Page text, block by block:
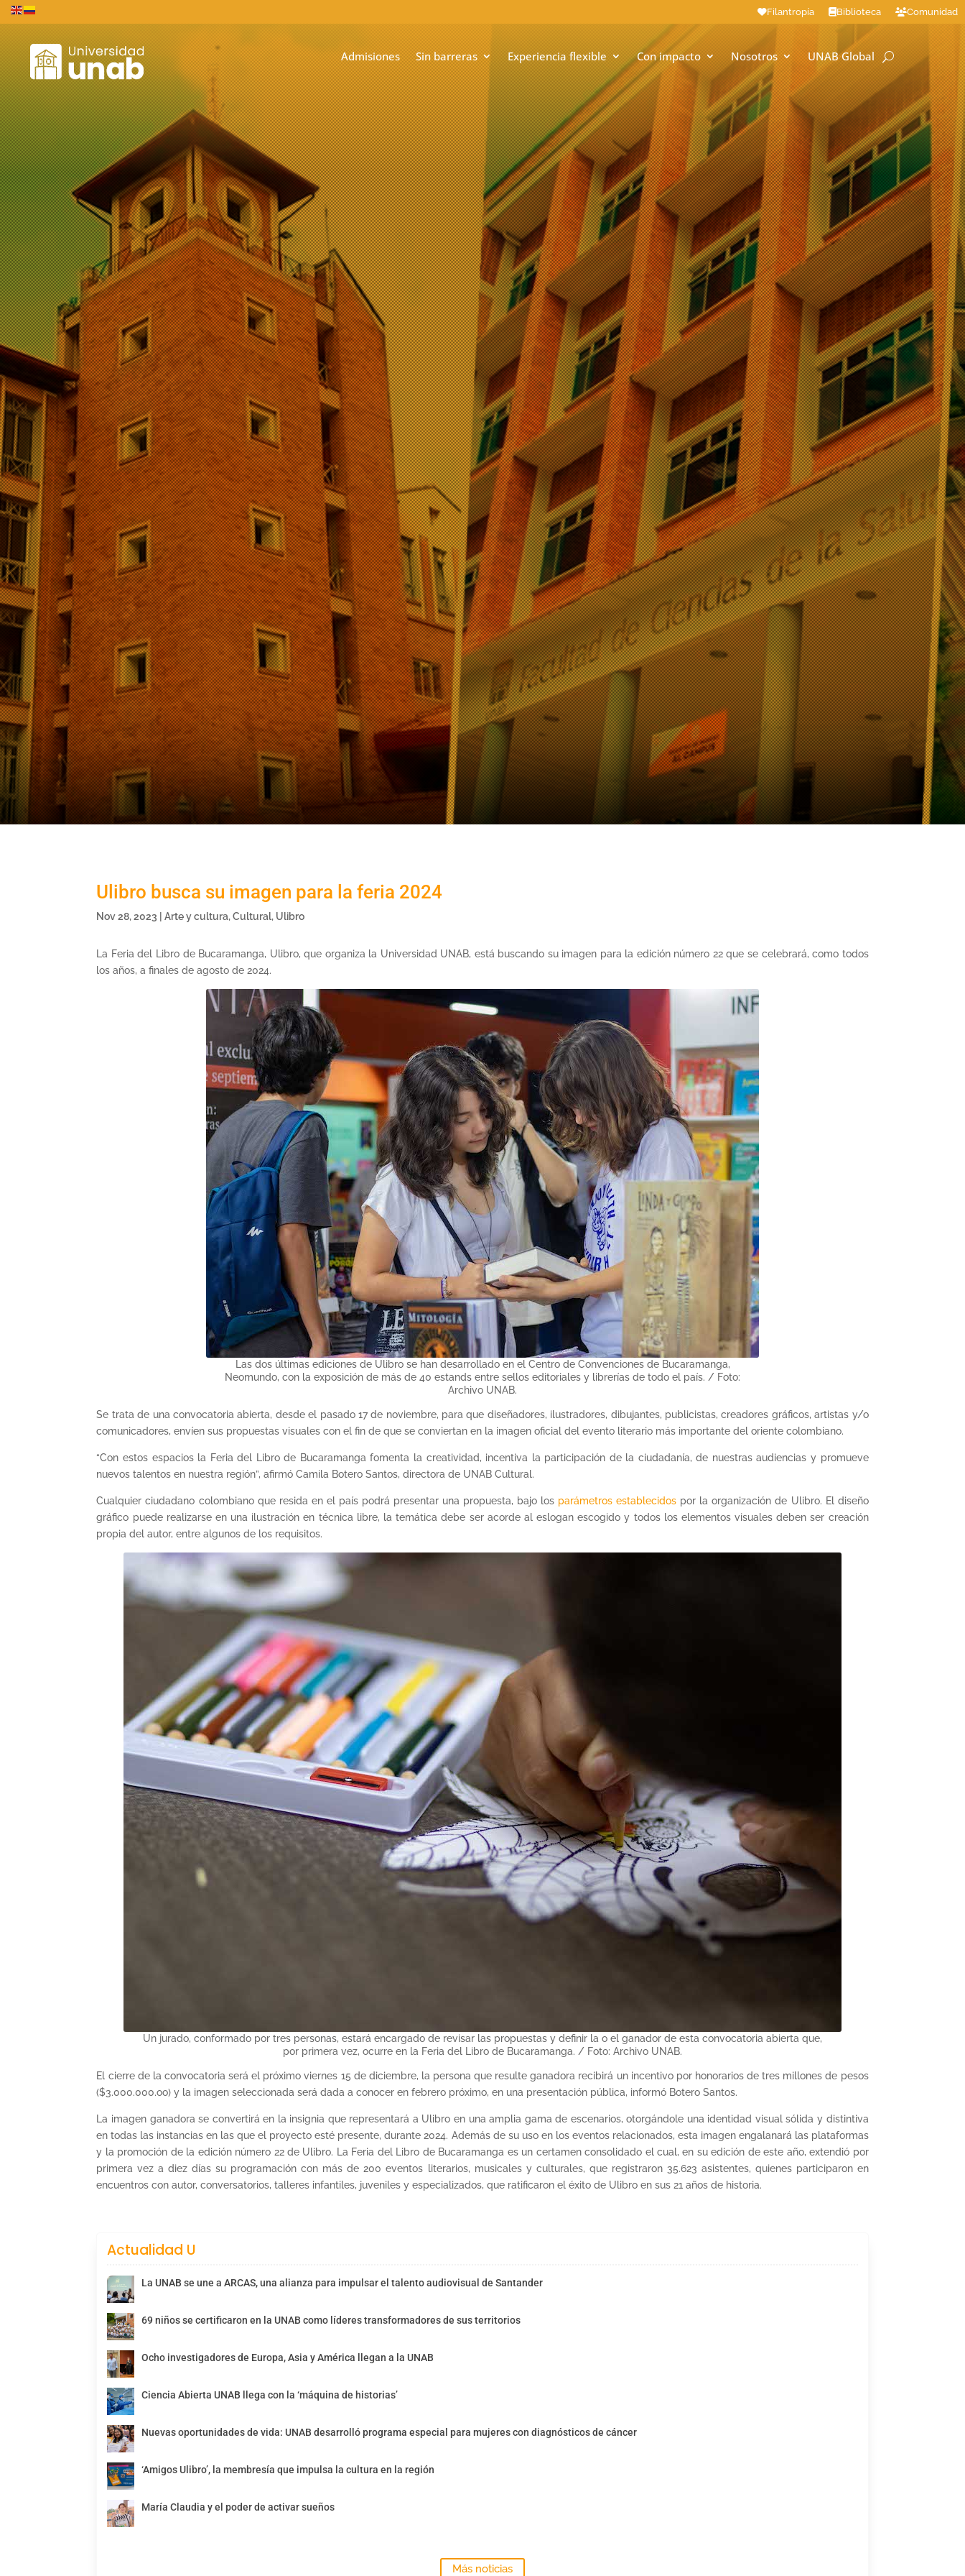
Filantropía Biblioteca Comunidad
Admisiones Sin barreras Experiencia flexible Con impacto Nosotros UNAB Global
Ulibro busca su imagen para la feria 2024
Nov 28, 2023 |Arte y cultura,Cultural, Ulibro
La Feria del Libro de Bucaramanga, Ulibro, que organiza la Universidad UNAB, está buscando su imagen para la edición número 22 que se celebrará, como todos
los años, a finales de agosto de 2024.
Las dos últimas ediciones de Ulibro se han desarrollado en el Centro de Convenciones de Bucaramanga,
Neomundo, con la exposición de más de 40 estands entre sellos editoriales y librerías de todo el país. / Foto:
Archivo UNAB.
Se trata de una convocatoria abierta, desde el pasado 17 de noviembre, para que diseñadores, ilustradores, dibujantes, publicistas, creadores gráficos, artistas y/o
comunicadores, envíen sus propuestas visuales con el fin de que se conviertan en la imagen oficial del evento literario más importante del oriente colombiano.
“Con estos espacios la Feria del Libro de Bucaramanga fomenta la creatividad, incentiva la participación de la ciudadanía, de nuestras audiencias y promueve
nuevos talentos en nuestra región”, afirmó Camila Botero Santos, directora de UNAB Cultural.
Cualquier ciudadano colombiano que resida en el país podrá presentar una propuesta, bajo los parámetros establecidos por la organización de Ulibro. El diseño
gráfico puede realizarse en una ilustración en técnica libre, la temática debe ser acorde al eslogan escogido y todos los elementos visuales deben ser creación
propia del autor, entre algunos de los requisitos.
Un jurado, conformado por tres personas, estará encargado de revisar las propuestas y definir la o el ganador de esta convocatoria abierta que,
por primera vez, ocurre en la Feria del Libro de Bucaramanga. / Foto: Archivo UNAB.
El cierre de la convocatoria será el próximo viernes 15 de diciembre, la persona que resulte ganadora recibirá un incentivo por honorarios de tres millones de pesos
($3.000.000.oo) y la imagen seleccionada será dada a conocer en febrero próximo, en una presentación pública, informó Botero Santos.
La imagen ganadora se convertirá en la insignia que representará a Ulibro en una amplia gama de escenarios, otorgándole una identidad visual sólida y distintiva
en todas las instancias en las que el proyecto esté presente, durante 2024. Además de su uso en los eventos relacionados, esta imagen engalanará las plataformas
y la promoción de la edición número 22 de Ulibro. La Feria del Libro de Bucaramanga es un certamen consolidado el cual, en su edición de este año, extendió por
primera vez a diez días su programación con más de 200 eventos literarios, musicales y culturales, que registraron 35.623 asistentes, quienes participaron en
encuentros con autor, conversatorios, talleres infantiles, juveniles y especializados, que ratificaron el éxito de Ulibro en sus 21 años de historia.
Actualidad U
La UNAB se une a ARCAS, una alianza para impulsar el talento audiovisual de Santander
69 niños se certificaron en la UNAB como líderes transformadores de sus territorios
Ocho investigadores de Europa, Asia y América llegan a la UNAB
Ciencia Abierta UNAB llega con la ‘máquina de historias’
Nuevas oportunidades de vida: UNAB desarrolló programa especial para mujeres con diagnósticos de cáncer
‘Amigos Ulibro’, la membresía que impulsa la cultura en la región
María Claudia y el poder de activar sueños
Más noticias